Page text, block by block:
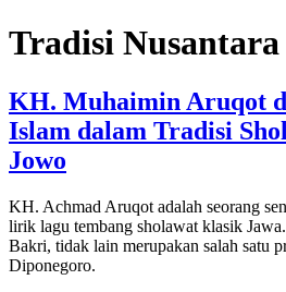
Tradisi Nusantara
KH. Muhaimin Aruqot
Islam dalam Tradisi
Jowo
KH. Achmad Aruqot adalah seorang
lirik lagu tembang sholawat klasik
Bakri, tidak lain merupakan salah satu
Diponegoro.